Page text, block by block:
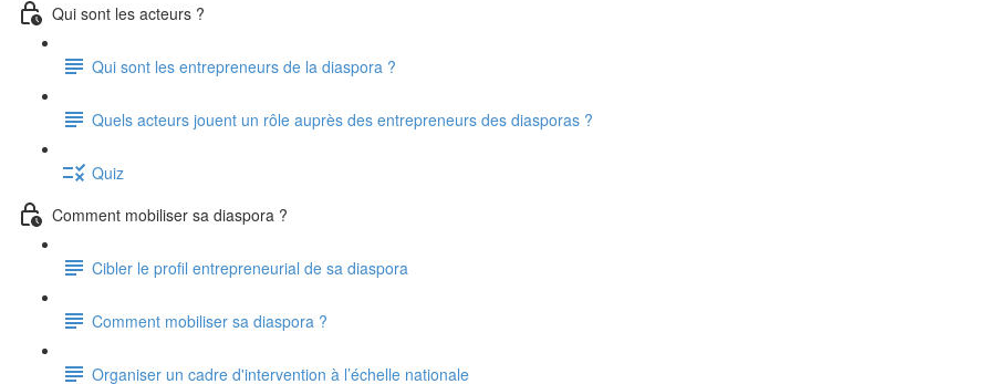
Qui sont les acteurs ?
Qui sont les entrepreneurs de la diaspora ?
Quels acteurs jouent un rôle auprès des entrepreneurs des diasporas ?
Quiz
Comment mobiliser sa diaspora ?
Cibler le profil entrepreneurial de sa diaspora
Comment mobiliser sa diaspora ?
Organiser un cadre d'intervention à l’échelle nationale